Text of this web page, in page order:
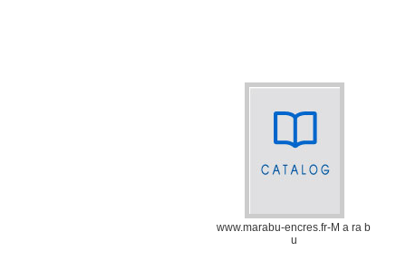
www.marabu-encres.fr-M a ra b
u